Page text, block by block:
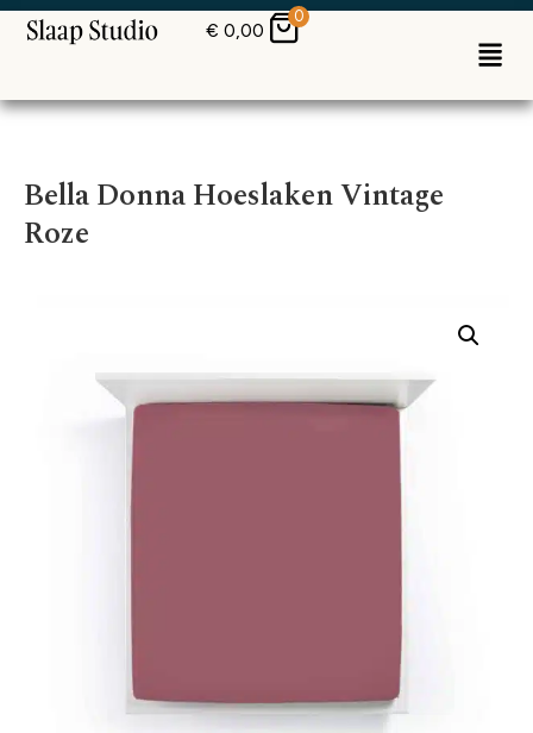
€ 0,00
0
Bella Donna Hoeslaken Vintage
Roze